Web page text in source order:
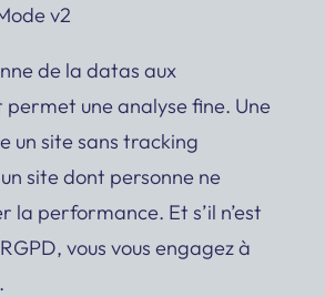
v2
de la datas aux
une analyse fine. Une
un site sans tracking
site dont personne ne
la performance. Et s’il n’est
vous vous engagez à